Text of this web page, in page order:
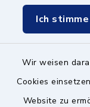
Ich stimme
Wir weisen
Cookies
Website zu